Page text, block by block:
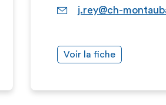
j.rey@ch-
Voir la fiche